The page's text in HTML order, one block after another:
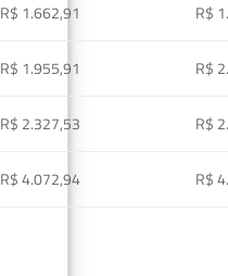
R$ 1.662,91
R$
R$ 1.955,91
R$
R$ 2.327,53
R$
R$ 4.072,94 R$